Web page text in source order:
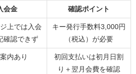
会金 確認ポイント
上では入会
確認できず
キー発行手数料3,000円
（税込）が必要
内あり
初回支払いは初月日割
り＋翌月会費を確認